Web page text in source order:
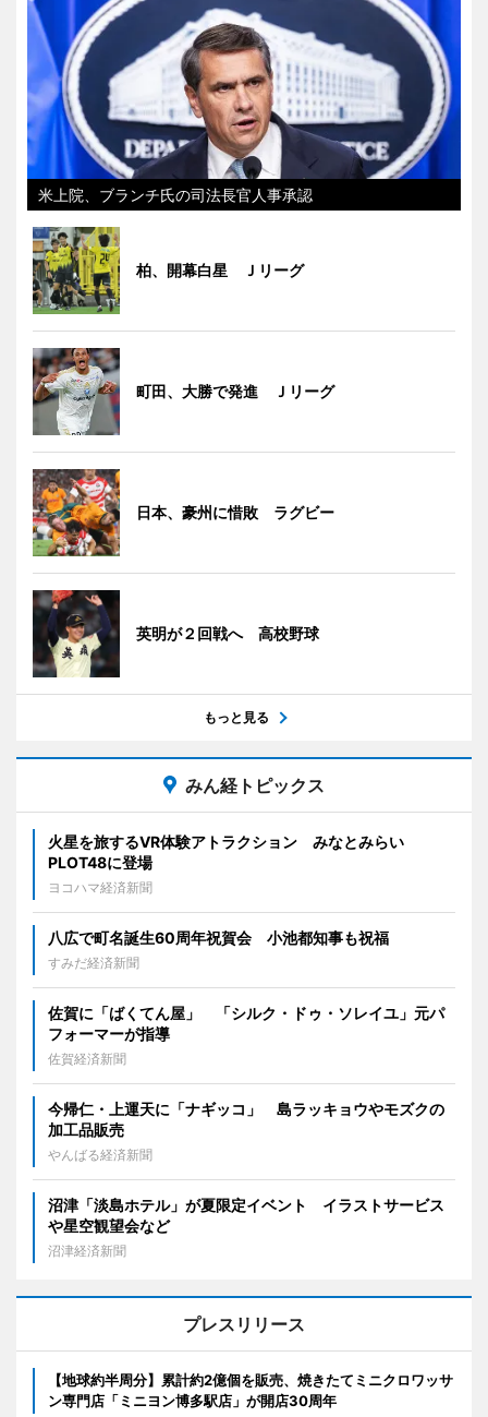
米上院、ブランチ氏の司法長官人事承認
柏、開幕白星 Ｊリーグ
町田、大勝で発進 Ｊリーグ
日本、豪州に惜敗 ラグビー
英明が２回戦へ 高校野球
もっと見る
みん経トピックス
火星を旅するVR体験アトラクション みなとみらい
PLOT48に登場
ヨコハマ経済新聞
八広で町名誕生60周年祝賀会 小池都知事も祝福
すみだ経済新聞
佐賀に「ばくてん屋」 「シルク・ドゥ・ソレイユ」元パ
フォーマーが指導
佐賀経済新聞
今帰仁・上運天に「ナギッコ」 島ラッキョウやモズクの
加工品販売
やんばる経済新聞
沼津「淡島ホテル」が夏限定イベント イラストサービス
や星空観望会など
沼津経済新聞
プレスリリース
【地球約半周分】累計約2億個を販売、焼きたてミニクロワッサ
ン専門店「ミニヨン博多駅店」が開店30周年